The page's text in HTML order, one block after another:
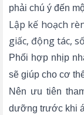
phải chú ý đến
Lập kế hoạch
giấc, động tác,
Phối hợp nhịp
sẽ giúp cho cơ
Nên ưu tiên
dưỡng trước khi